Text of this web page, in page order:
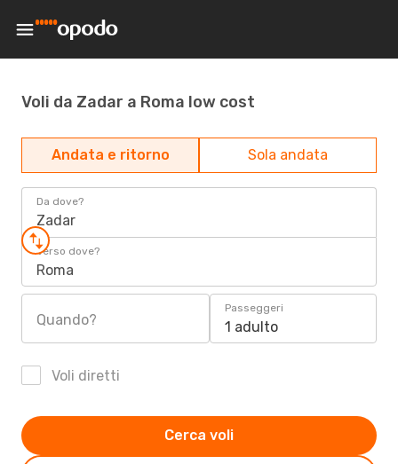
Voli da Zadar a Roma low cost
Andata e ritorno Sola andata
Da dove?
Zadar
Verso dove?
Roma
Quando?
Passeggeri
1 adulto
Voli diretti
Cerca voli